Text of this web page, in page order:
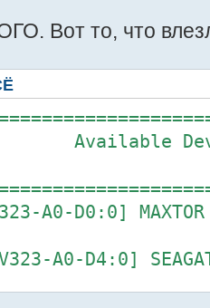
Вот то, что
A0-D0:0] MAXTOR
A0-D4:0]